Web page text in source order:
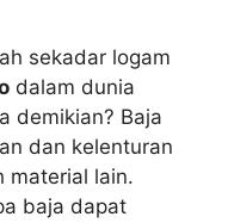
sekadar logam
dalam dunia
demikian? Baja
dan kelenturan
material lain.
baja dapat